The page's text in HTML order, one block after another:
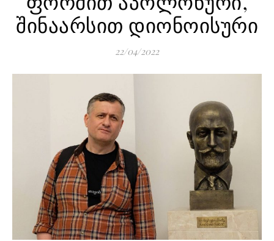
შინაარსით დიონოისური
22/04/2022